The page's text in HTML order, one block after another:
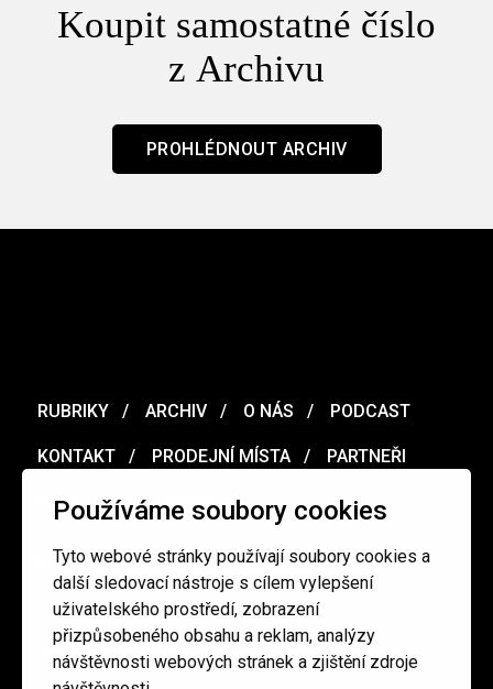
Používáme soubory cookies
Tyto webové stránky používají soubory cookies a
další sledovací nástroje s cílem vylepšení
uživatelského prostředí, zobrazení
přizpůsobeného obsahu a reklam, analýzy
návštěvnosti webových stránek a zjištění zdroje
Koupit samostatné číslo
z Archivu
PROHLÉDNOUT ARCHIV
RUBRIKY ARCHIV O NÁS PODCAST
KONTAKT PRODEJNÍ MÍSTA PARTNEŘI
MERCH VOUCHER
Ochrana osobních údajů / Obchodní podmínky
redakce@cinepur.cz